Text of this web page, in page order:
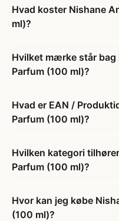
Hvad koster Nishane
ml)?
Hvilket mærke står bag
Parfum (100 ml)?
Hvad er EAN /
Parfum (100 ml)?
Hvilken kategori
Parfum (100 ml)?
Hvor kan jeg købe
(100 ml)?